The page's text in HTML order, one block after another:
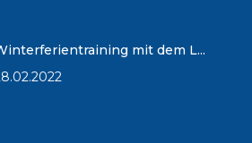
mit dem L...